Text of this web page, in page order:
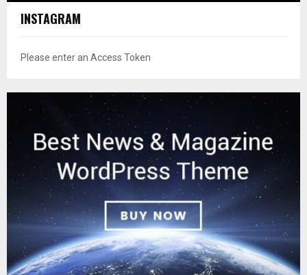
INSTAGRAM
Please enter an Access Token